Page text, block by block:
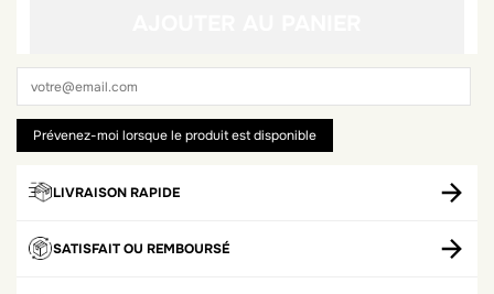
LIVRAISON RAPIDE
SATISFAIT OU REMBOURSÉ